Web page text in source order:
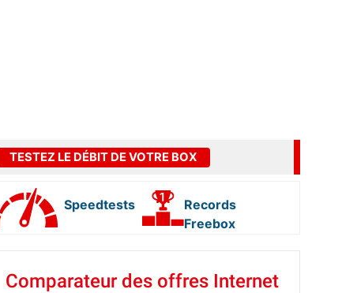
TESTEZ LE DÉBIT DE VOTRE BOX
Speedtests
Records
Freebox
Comparateur des offres Internet